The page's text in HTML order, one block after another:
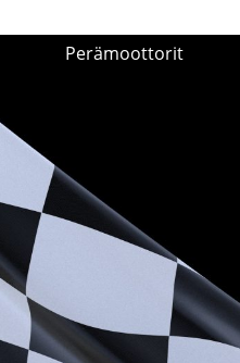
Perämoottorit